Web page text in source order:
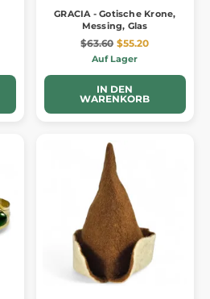
GRACIA - Gotische Krone,
Messing, Glas
$63.60 $55.20
Auf Lager
IN DEN
WARENKORB